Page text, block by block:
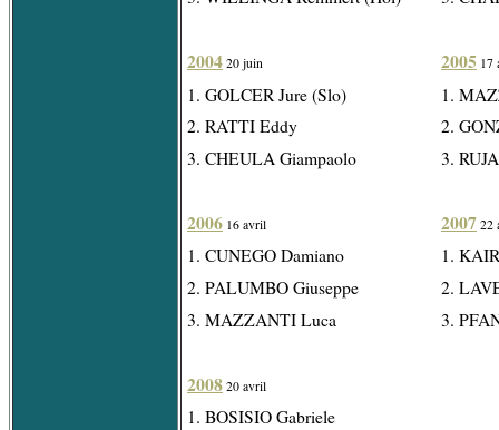
2004 20 juin
1. GOLCER Jure (Slo)
2. RATTI Eddy
3. CHEULA Giampaolo
2006 16 avril
1. CUNEGO Damiano
2. PALUMBO Giuseppe
3. MAZZANTI Luca
2008 20 avril
1. BOSISIO Gabriele
2005 17
1.
2.
3.
2007 22
1.
2.
3.